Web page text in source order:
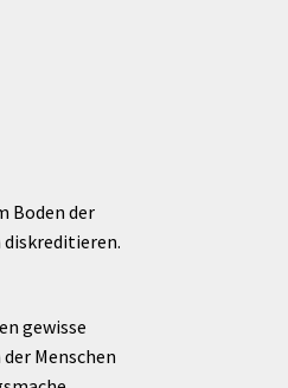
Boden der
gewisse
Menschen